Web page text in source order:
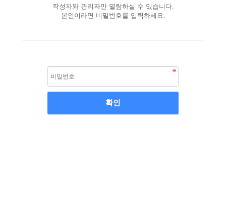
작성자와 관리자만 열람하실 수 있습니다.
본인이라면 비밀번호를 입력하세요.